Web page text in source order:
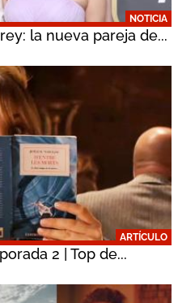
NOTICIA
la nueva pareja de...
ARTÍCULO
2 | Top de...